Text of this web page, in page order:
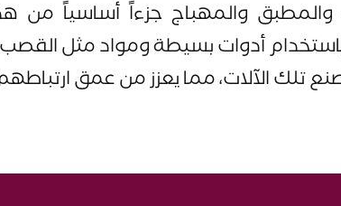
والمطبق والمهباج جزءاً أساسياً من
باستخدام أدوات بسيطة ومواد مثل
تلك الآلات، مما يعزز من عمق